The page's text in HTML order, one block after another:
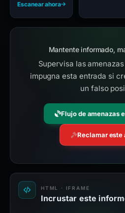
Escanear ahora
Mantente informado,
Supervisa las
impugna esta entrada si
un falso
Flujo de amenazas
Reclamar este
HTML · IFRAME
Incrustar este